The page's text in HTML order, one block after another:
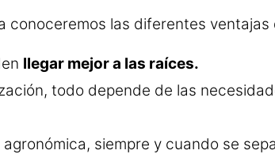
conoceremos las diferentes
llegar mejor a las raíces.
todo depende de las
siempre y cuando se